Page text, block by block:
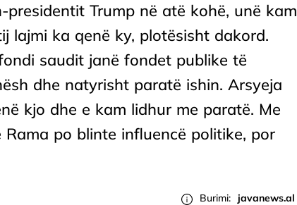
Trump në atë kohë, unë kam
lajmi ka qenë ky, plotësisht dakord.
saudit janë fondet publike të
dhe natyrisht paratë ishin. Arsyeja
kjo dhe e kam lidhur me paratë. Me
po blinte influencë politike, por
Burimi: javanews.al